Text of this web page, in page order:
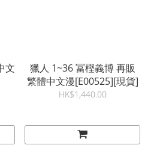
文
獵人 1~36 冨樫義博 再販
繁體中文漫[E00525][現貨]
HK$1,440.00